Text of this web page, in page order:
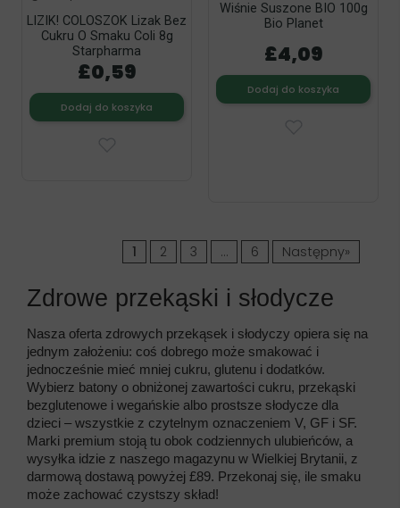
LIZIK! COLOSZOK Lizak Bez
Cukru O Smaku Coli 8g
Starpharma
£0,59
Dodaj do koszyka
Wiśnie Suszone BIO 100g
Bio Planet
£4,09
Dodaj do koszyka
1 2 3 … 6 Następny»
Zdrowe przekąski i słodycze
Nasza oferta zdrowych przekąsek i słodyczy opiera się na
jednym założeniu: coś dobrego może smakować i
jednocześnie mieć mniej cukru, glutenu i dodatków.
Wybierz batony o obniżonej zawartości cukru, przekąski
bezglutenowe i wegańskie albo prostsze słodycze dla
dzieci – wszystkie z czytelnym oznaczeniem V, GF i SF.
Marki premium stoją tu obok codziennych ulubieńców, a
wysyłka idzie z naszego magazynu w Wielkiej Brytanii, z
darmową dostawą powyżej £89. Przekonaj się, ile smaku
może zachować czystszy skład!